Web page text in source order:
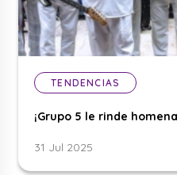
TENDENCIAS
¡Grupo 5 le rinde
31 Jul 2025